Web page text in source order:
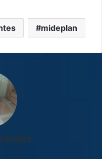
mideplan